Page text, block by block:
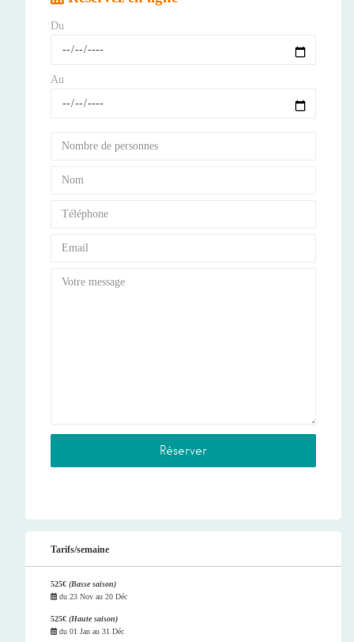
Du
Au
Tarifs/semaine
525€ (Basse saison)
du 23 Nov au 20 Déc
525€ (Haute saison)
du 01 Jan au 31 Déc